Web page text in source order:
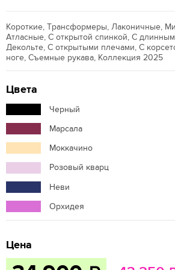
Короткие, Трансформеры, Лаконичные,
Атласные, С открытой спинкой, С
Декольте, С открытыми плечами, С
ноге, Съемные рукава, Коллекция 2025
Цвета
Черный
Марсала
Моккачино
Розовый кварц
Неви
Орхидея
Цена